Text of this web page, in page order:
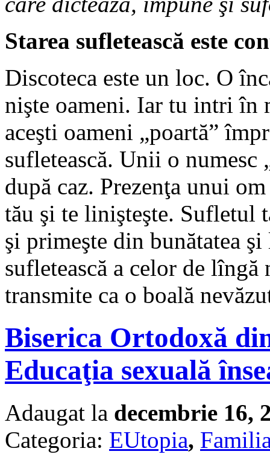
Starea sufletească este
Discoteca este un loc. O
nişte oameni. Iar tu intri în
aceşti oameni „poartă”
sufletească. Unii o numesc
după caz. Prezenţa unui
tău şi te linişteşte. Sufletul
şi primeşte din bunătatea
sufletească a celor de lîngă
transmite ca o boală
Biserica Ortodoxă
Educaţia sexuală
Adaugat la decembrie 16,
Categoria: EUtopia,